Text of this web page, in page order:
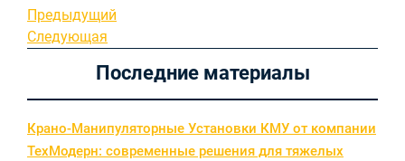
Навигация
по
записям
Предыдущая
запись
Предыдущий
Следующая
Следующая
Последние материалы
Крано-Манипуляторные Установки КМУ от компании
ТехМодерн: современные решения для тяжелых